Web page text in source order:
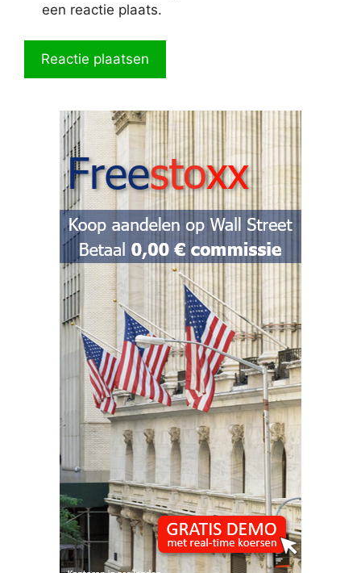
een reactie plaats.